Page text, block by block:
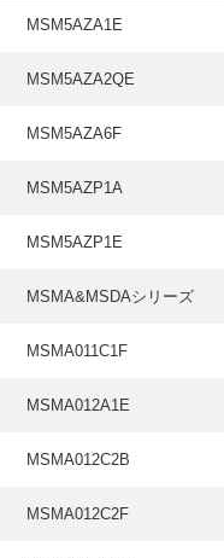
MSM5AZA1E
MSM5AZA2QE
MSM5AZA6F
MSM5AZP1A
MSM5AZP1E
MSMA&MSDAシリーズ
MSMA011C1F
MSMA012A1E
MSMA012C2B
MSMA012C2F